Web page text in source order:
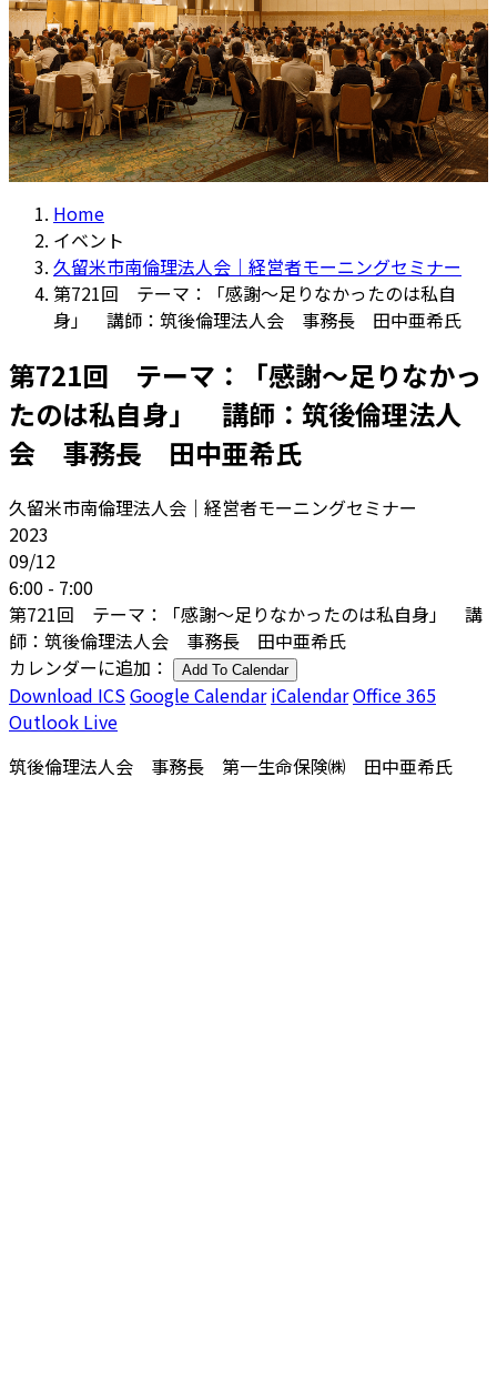
Home
イベント
久留米市南倫理法人会｜経営者モーニングセミナー
第721回 テーマ：「感謝～足りなかったのは私自
身」 講師：筑後倫理法人会 事務長 田中亜希氏
第721回 テーマ：「感謝～足りなかっ
たのは私自身」 講師：筑後倫理法人
会 事務長 田中亜希氏
久留米市南倫理法人会｜経営者モーニングセミナー
2023
09/12
6:00 - 7:00
第721回 テーマ：「感謝～足りなかったのは私自身」 講
師：筑後倫理法人会 事務長 田中亜希氏
カレンダーに追加：
Add To Calendar
Download ICSGoogle Calendar iCalendarOffice 365
Outlook Live
筑後倫理法人会 事務長 第一生命保険㈱ 田中亜希氏